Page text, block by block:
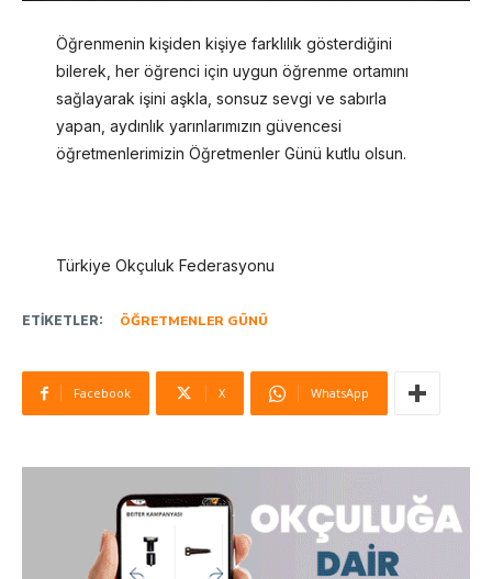
Öğrenmenin kişiden kişiye farklılık gösterdiğini
bilerek, her öğrenci için uygun öğrenme ortamını
sağlayarak işini aşkla, sonsuz sevgi ve sabırla
yapan, aydınlık yarınlarımızın güvencesi
öğretmenlerimizin Öğretmenler Günü kutlu olsun.
Türkiye Okçuluk Federasyonu
ETIKETLER: ÖĞRETMENLER GÜNÜ
Facebook X WhatsApp